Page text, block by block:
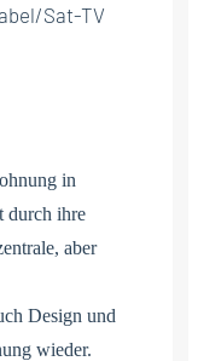
Sat-TV
in
durch ihre
aber
Design und
wieder.